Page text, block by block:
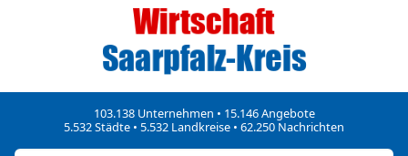
103.138 Unternehmen • 15.146 Angebote
5.532 Städte • 5.532 Landkreise • 62.250 Nachrichten